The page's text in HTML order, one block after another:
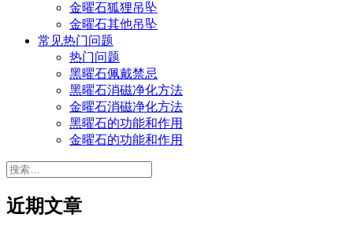
金曜石狐狸吊坠
金曜石其他吊坠
常见热门问题
热门问题
黑曜石佩戴禁忌
黑曜石消磁净化方法
金曜石消磁净化方法
黑曜石的功能和作用
金曜石的功能和作用
搜
近期文章